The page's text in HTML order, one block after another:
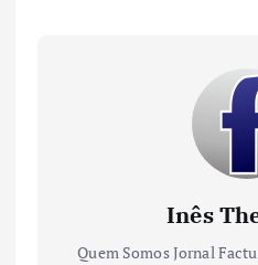
Inês
Quem Somos Jornal